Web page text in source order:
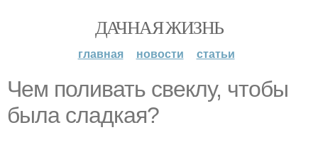
ДАЧНАЯ ЖИЗНЬ
главная новости статьи
Чем поливать свеклу, чтобы
была сладкая?